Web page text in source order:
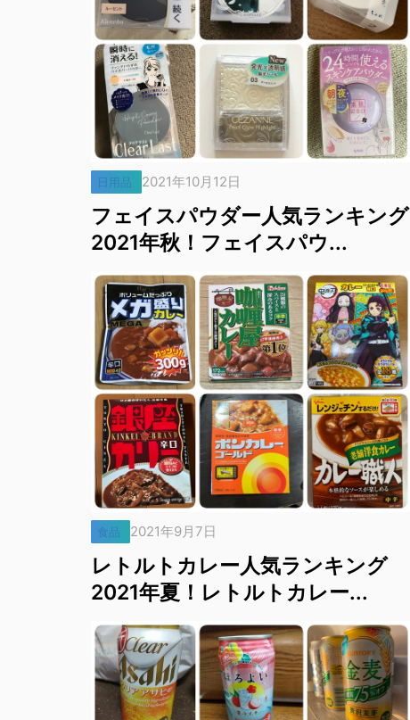
日用品 2021年10月12日
フェイスパウダー人気ランキング
2021年秋！フェイスパウ...
食品 2021年9月7日
レトルトカレー人気ランキング
2021年夏！レトルトカレー...